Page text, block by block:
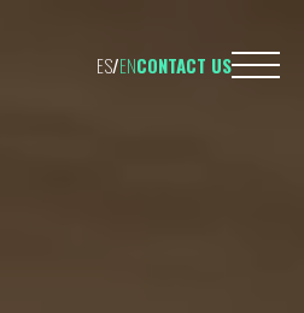
ES/ENCONTACT US